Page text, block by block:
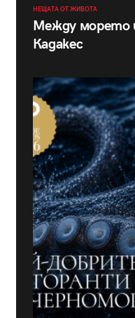
НЕЩАТА ОТ ЖИВОТА
Между морето
Кадакес